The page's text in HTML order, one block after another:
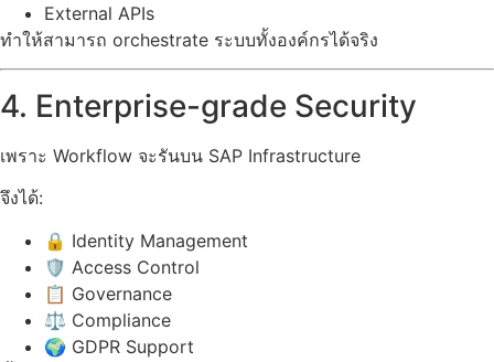
External APIs
ทำให้สามารถ orchestrate ระบบทั้งองค์กรได้จริง
4. Enterprise-grade Security
เพราะ Workflow จะรันบน SAP Infrastructure
จึงได้:
🔒 Identity Management
🛡️ Access Control
📋 Governance
⚖️ Compliance
🌍 GDPR Support